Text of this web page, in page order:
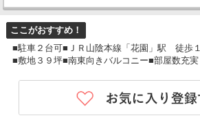
ここがおすすめ！
■駐車２台可■ＪＲ山陰本線「花園」駅 徒歩
■敷地３９坪■南東向きバルコニー■部屋数充実